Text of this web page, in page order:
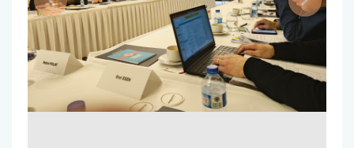
Previous Next